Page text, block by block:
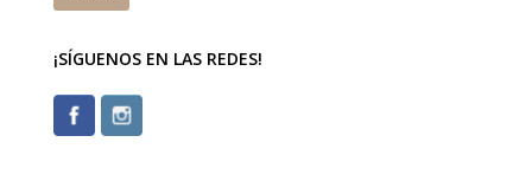
¡SÍGUENOS EN LAS REDES!